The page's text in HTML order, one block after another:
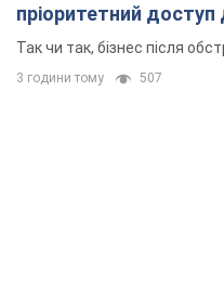
пріоритетний
приміщень
Так чи так, бізнес після
3 години тому 507